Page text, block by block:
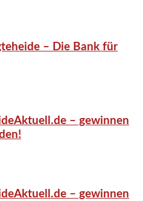
– Die Bank für
– gewinnen
– gewinnen